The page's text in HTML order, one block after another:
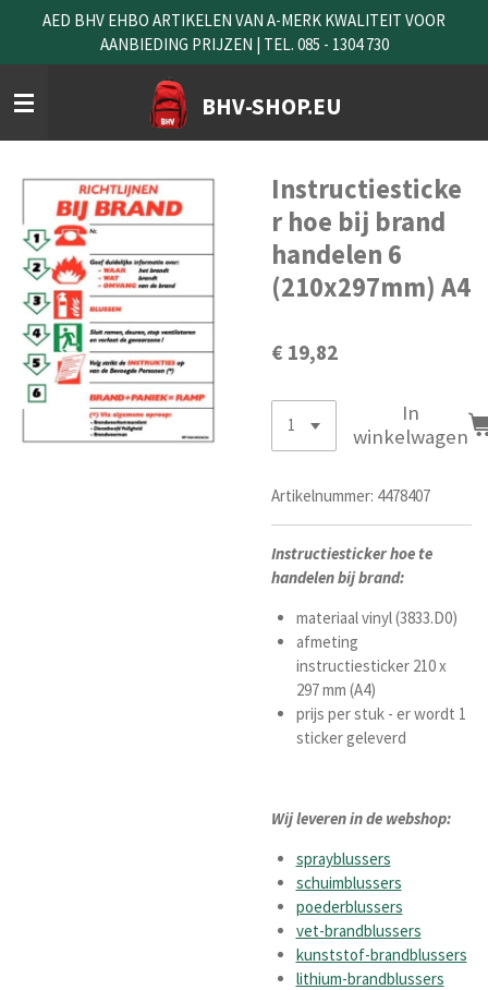
naar
de
hoofdinhoud
BHV-SHOP.EU
AED BHV EHBO ARTIKELEN VAN A-MERK KWALITEIT VOOR
AANBIEDING PRIJZEN | TEL. 085 - 1304 730
Instructiesticke
r hoe bij brand
handelen 6
(210x297mm) A4
€ 19,82
In
winkelwagen
Artikelnummer: 4478407
Instructiesticker hoe te
handelen bij brand:
materiaal vinyl (3833.D0)
afmeting
instructiesticker 210 x
297 mm (A4)
prijs per stuk - er wordt 1
sticker geleverd
Wij leveren in de webshop:
sprayblussers
schuimblussers
poederblussers
vet-brandblussers
kunststof-brandblussers
lithium-brandblussers